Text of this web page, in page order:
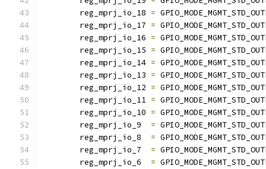
	reg_mprj_io_18
=
	reg_mprj_io_17
=
	reg_mprj_io_16
=
	reg_mprj_io_15
=
	reg_mprj_io_14
=
	reg_mprj_io_13
=
	reg_mprj_io_12
=
	reg_mprj_io_11
=
	reg_mprj_io_10
=
	reg_mprj_io_9
=
	reg_mprj_io_8
=
	reg_mprj_io_7
=
	reg_mprj_io_6
=